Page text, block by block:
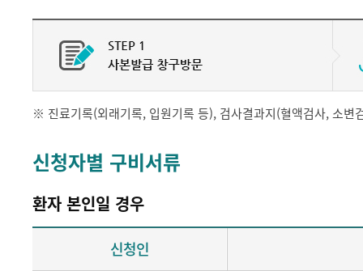
※ 진료기록(외래기록, 입원기록 등), 검사결과지(혈액검사, 소
신청자별 구비서류
환자 본인일 경우
신청인